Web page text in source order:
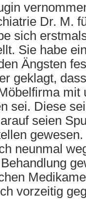
Dr. M.
sich
Sie habe
Ängsten
geklagt,
mit
sei. Diese
seien
neunmal
vorzeitig